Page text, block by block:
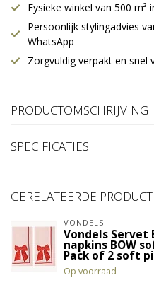
Fysieke winkel van 500 m²
Persoonlijk stylingadvies
WhatsApp
Zorgvuldig verpakt en snel
PRODUCTOMSCHRIJVING
SPECIFICATIES
GERELATEERDE
VONDELS
Vondels Servet
napkins BOW
Pack of 2 soft
Op voorraad